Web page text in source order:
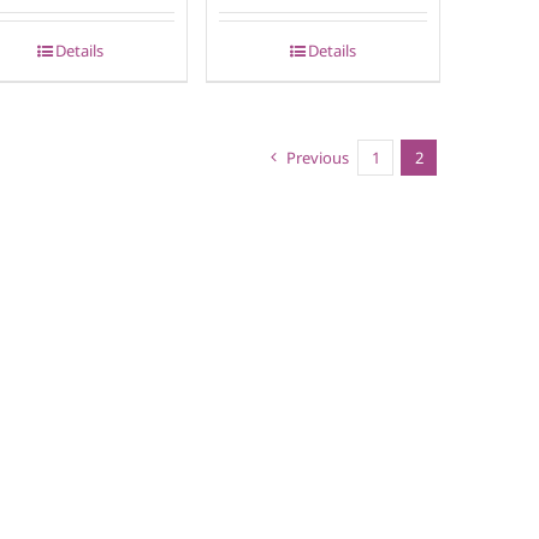
Details Details
Previous 1 2